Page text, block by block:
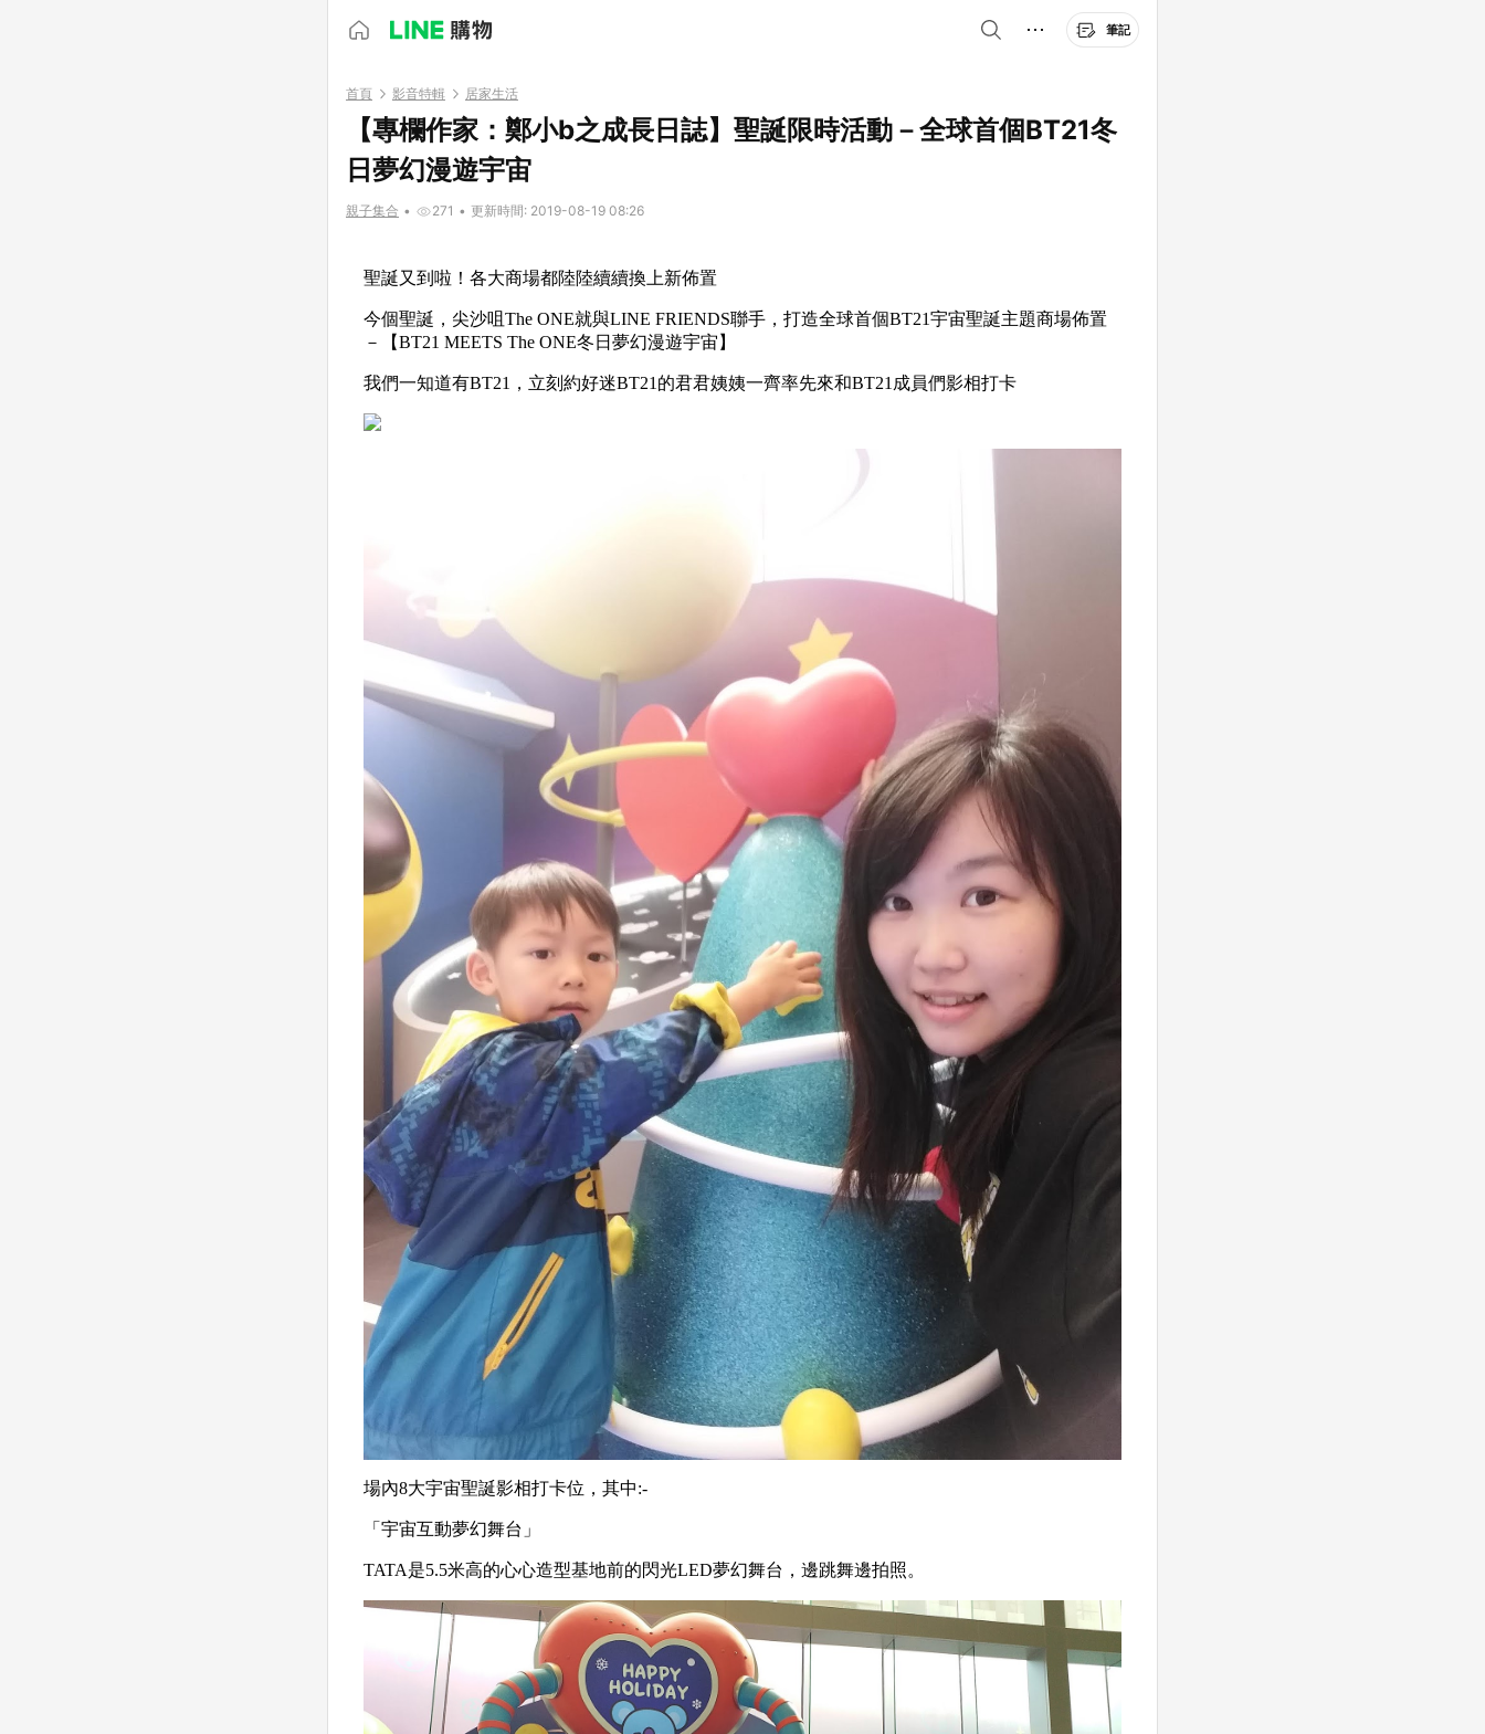
筆記
首頁 影音特輯 居家生活
【專欄作家：鄭小b之成長日誌】聖誕限時活動－全球首個BT21冬
日夢幻漫遊宇宙
親子集合 • 271 • 更新時間: 2019-08-19 08:26
聖誕又到啦！各大商場都陸陸續續換上新佈置
今個聖誕，尖沙咀The ONE就與LINE FRIENDS聯手，打造全球首個BT21宇宙聖誕主題商場佈置
－【BT21 MEETS The ONE冬日夢幻漫遊宇宙】
我們一知道有BT21，立刻約好迷BT21的君君姨姨一齊率先來和BT21成員們影相打卡
場內8大宇宙聖誕影相打卡位，其中:-
「宇宙互動夢幻舞台」
TATA是5.5米高的心心造型基地前的閃光LED夢幻舞台，邊跳舞邊拍照。